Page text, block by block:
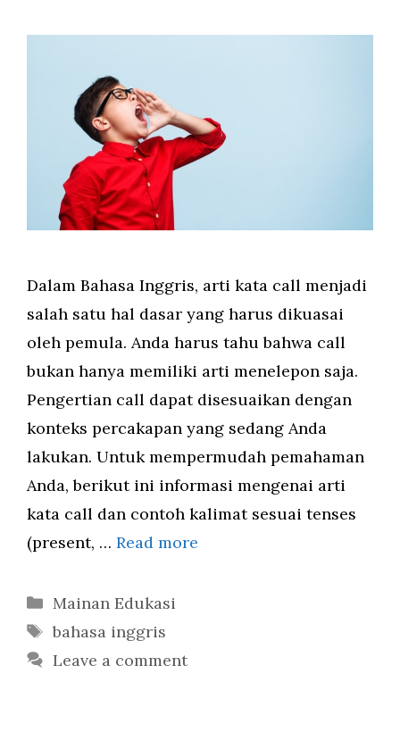
Dalam Bahasa Inggris, arti kata call menjadi
salah satu hal dasar yang harus dikuasai
oleh pemula. Anda harus tahu bahwa call
bukan hanya memiliki arti menelepon saja.
Pengertian call dapat disesuaikan dengan
konteks percakapan yang sedang Anda
lakukan. Untuk mempermudah pemahaman
Anda, berikut ini informasi mengenai arti
kata call dan contoh kalimat sesuai tenses
(present, … Read more
Categories
Mainan Edukasi
Tags
bahasa inggris
Leave a comment